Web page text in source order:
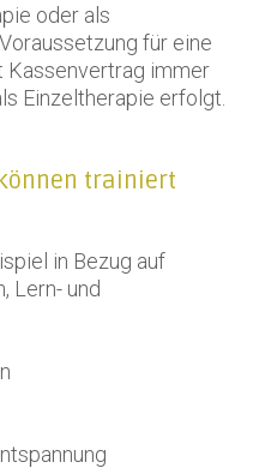
oder als
für eine
Kassenvertrag immer
Einzeltherapie erfolgt.
trainiert
in Bezug auf
Lern- und